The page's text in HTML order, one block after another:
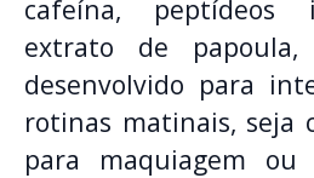
cafeína, peptídeos
extrato de
desenvolvido para
rotinas matinais, seja
para maquiagem ou